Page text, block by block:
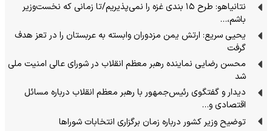
نتانیاهو: طرح ۱۵ بندی غزه را نمی‌پذیریم/تا زمانی که نخست‌وزیر
باشم،…
یحیی سریع: ارتش یمن مزدوران وابسته به عربستان را در تعز هدف
گرفت
محسن رضایی نماینده رهبر معظم انقلاب در شورای عالی امنیت ملی
شد
دیدار و گفتگوی رئیس‌جمهور با رهبر معظم انقلاب درباره مسائل
اقتصادی و…
توضیح وزیر کشور درباره زمان برگزاری انتخابات شوراها